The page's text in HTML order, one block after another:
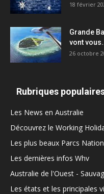
18 février
Grande
vont
26 octobre
Rubriques
Les News en Australie
Découvrez le Working
Les plus beaux Parcs
Les dernières infos Whv
Australie de l'Ouest -
Les états et les principales